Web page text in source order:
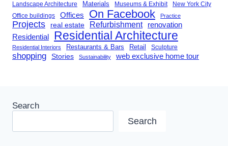
Landscape Architecture Materials Museums & Exhibit New York City
Office buildings Offices On Facebook Practice
Projects real estate Refurbishment renovation
Residential Residential Architecture
Residential Interiors Restaurants & Bars Retail Sculpture
shopping Stories Sustainability web exclusive home tour
Search
Search